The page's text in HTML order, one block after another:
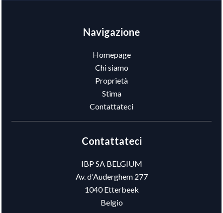
Navigazione
Homepage
Chi siamo
Proprietà
Stima
Contattateci
Contattateci
IBP SA BELGIUM
Av. d'Auderghem 277
1040Etterbeek
Belgio